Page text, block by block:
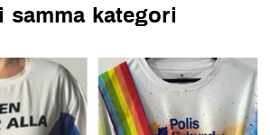
samma kategori